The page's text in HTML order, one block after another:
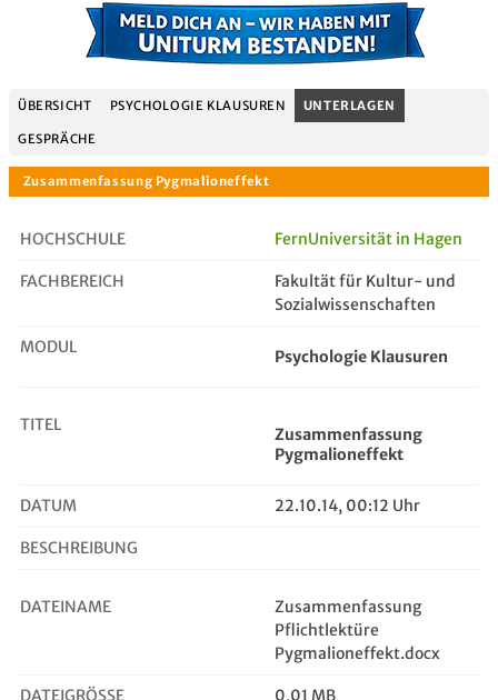
ÜBERSICHT PSYCHOLOGIE KLAUSUREN UNTERLAGEN
GESPRÄCHE
Zusammenfassung Pygmalioneffekt
HOCHSCHULE FernUniversität in Hagen
FACHBEREICH
Fakultät für Kultur- und
Sozialwissenschaften
MODUL Psychologie Klausuren
TITEL
Zusammenfassung
Pygmalioneffekt
DATUM 22.10.14, 00:12 Uhr
BESCHREIBUNG
DATEINAME
Zusammenfassung
Pflichtlektüre
Pygmalioneffekt.docx
DATEIGRÖSSE 0,01 MB